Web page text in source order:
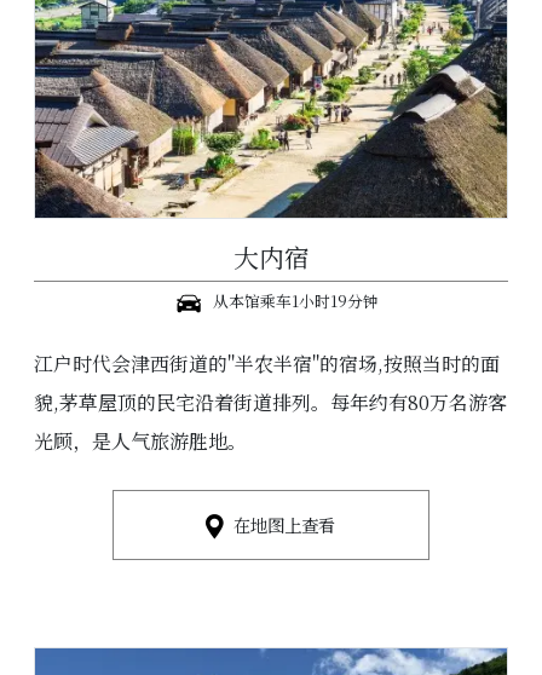
大内宿
从本馆乘车1小时19分钟
江户时代会津西街道的"半农半宿"的宿场,按照当时的面
貌,茅草屋顶的民宅沿着街道排列。每年约有80万名游客
光顾，是人气旅游胜地。
在地图上查看